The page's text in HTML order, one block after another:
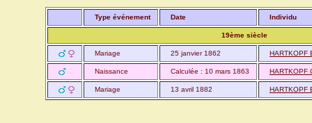
Type événement Date Individu
19ème siècle
Mariage 25 janvier 1862 HARTKOPF
Naissance Calculée : 10 mars 1863 HARTKOPF
Mariage 13 avril 1882 HARTKOPF